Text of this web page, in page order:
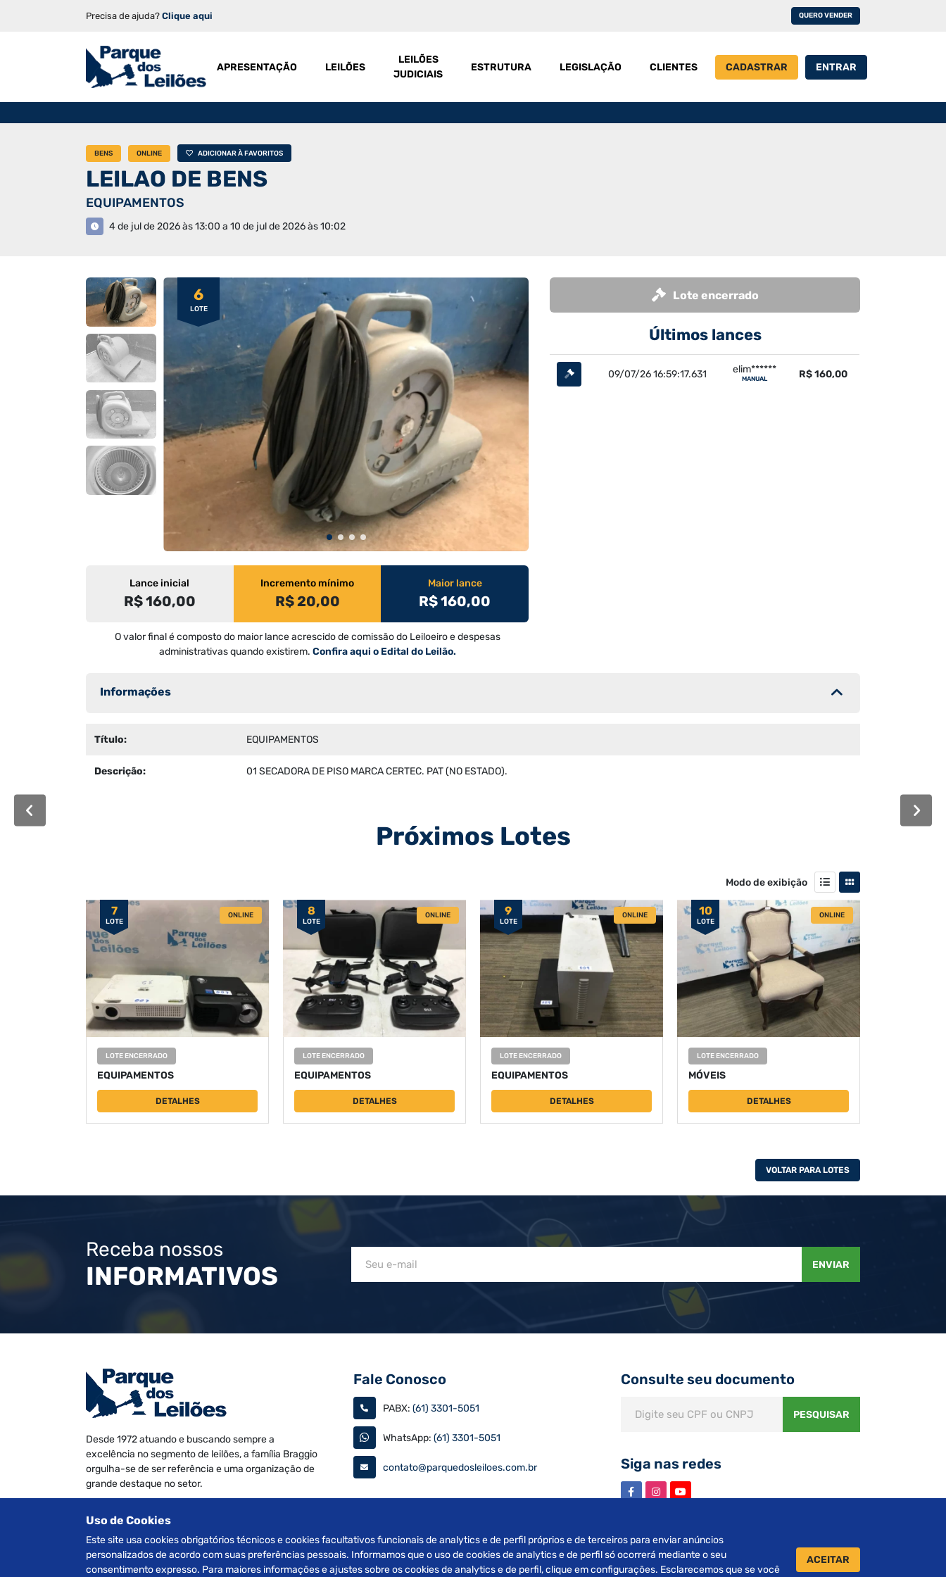
Precisa de ajuda? Clique aqui QUERO VENDER
APRESENTAÇÃO LEILÕES
LEILÕES
JUDICIAIS
ESTRUTURA LEGISLAÇÃO CLIENTES CADASTRAR ENTRAR
BENS ONLINE ADICIONAR À FAVORITOS
LEILAO DE BENS
EQUIPAMENTOS
4 de jul de 2026 às 13:00 a 10 de jul de 2026 às 10:02
6
LOTE
Lance inicial
R$ 160,00
Incremento mínimo
R$ 20,00
Maior lance
R$ 160,00
O valor final é composto do maior lance acrescido de comissão do Leiloeiro e despesas
administrativas quando existirem. Confira aqui o Edital do Leilão.
Lote encerrado
Últimos lances
09/07/26 16:59:17.631 elim******
MANUAL R$ 160,00
Informações
Título: EQUIPAMENTOS
Descrição: 01 SECADORA DE PISO MARCA CERTEC. PAT (NO ESTADO).
Próximos Lotes
Modo de exibição
7
LOTE
ONLINE
LOTE ENCERRADO
EQUIPAMENTOS
DETALHES
8
LOTE
ONLINE
LOTE ENCERRADO
EQUIPAMENTOS
DETALHES
9
LOTE
ONLINE
LOTE ENCERRADO
EQUIPAMENTOS
DETALHES
10
LOTE
ONLINE
LOTE ENCERRADO
MÓVEIS
DETALHES
VOLTAR PARA LOTES
Receba nossos
INFORMATIVOS ENVIAR
Desde 1972 atuando e buscando sempre a
excelência no segmento de leilões, a família Braggio
orgulha-se de ser referência e uma organização de
grande destaque no setor.
Veículos, Imóveis Judiciais e Extrajudiciais, Máquinas
e Equipamentos, Informática e Móveis diversos.
Fale Conosco
PABX: (61) 3301-5051
WhatsApp: (61) 3301-5051
contato@parquedosleiloes.com.br
Consulte seu documento
PESQUISAR
Siga nas redes
Uso de Cookies
Este site usa cookies obrigatórios técnicos e cookies facultativos funcionais de analytics e de perfil próprios e de terceiros para enviar anúncios
personalizados de acordo com suas preferências pessoais. Informamos que o uso de cookies de analytics e de perfil só ocorrerá mediante o seu
consentimento expresso. Para maiores informações e ajustes sobre os cookies de analytics e de perfil, clique em configurações. Esclarecemos que se você
ACEITAR